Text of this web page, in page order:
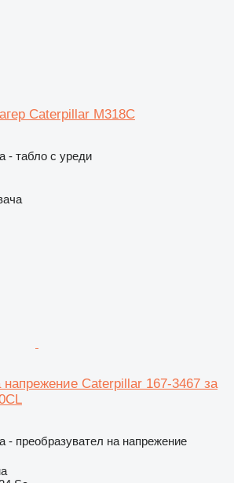
Caterpillar M318C
- табло с уреди
напрежение Caterpillar 167-3467 за
- преобразувател на напрежение